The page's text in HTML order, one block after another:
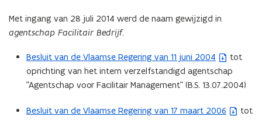
n
t
n
t
Met ingang van 28 juli 2014 werd de naam gewijzigd in
agentschap Facilitair Bedrijf.
Besluit van de Vlaamse Regering van 11 juni 2004
(
b
e
t
tot
oprichting van het intern verzelfstandigd agentschap
"Agentschap voor Facilitair Management" (B.S. 13.07.2004)
Besluit van de Vlaamse Regering van 17 maart 2006
(
tot